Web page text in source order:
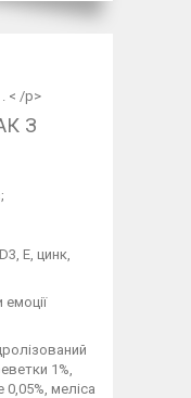
< /p>
З
E, цинк,
1%,
меліса